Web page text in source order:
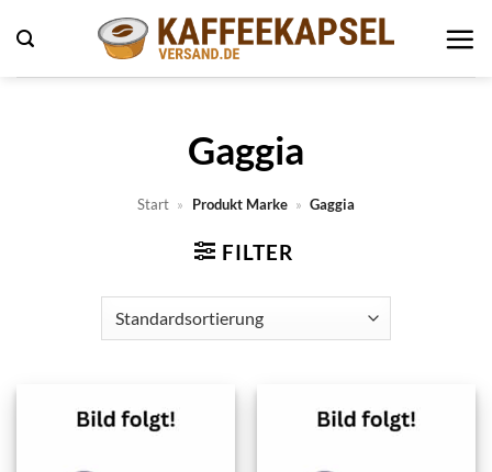
Inhalt
springen
Gaggia
Start » Produkt Marke » Gaggia
FILTER